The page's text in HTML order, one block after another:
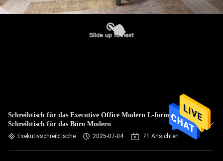
Schreibtisch für das Executive Office Modern L-förmig
Schreibtisch für das Büro Modern
Exekutivschreibtische 2025-07-04 71 Ansichten